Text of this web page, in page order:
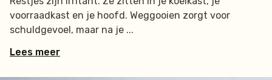
voorraadkast en je hoofd. Weggooien zorgt voor
schuldgevoel, maar na je
Lees meer